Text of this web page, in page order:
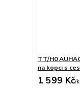
TT/H0
na kopci s
1 599 Kč/